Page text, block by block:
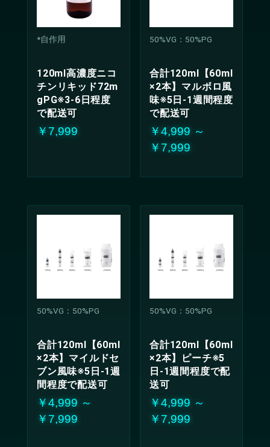
*自作用
120ml高濃度ニコ
チンリキッド72m
gPG※3-6日程度
で配送可
￥7,999
50%VG：50%PG
合計120ml【60ml
×2本】マルボロ風
味※5日-1週間程度
で配送可
￥4,999 ～
￥7,999
50%VG：50%PG
合計120ml【60ml
×2本】マイルドセ
ブン風味※5日-1週
間程度で配送可
￥4,999 ～
￥7,999
50%VG：50%PG
合計120ml【60ml
×2本】ピーチ※5
日-1週間程度で配
送可
￥4,999 ～
￥7,999